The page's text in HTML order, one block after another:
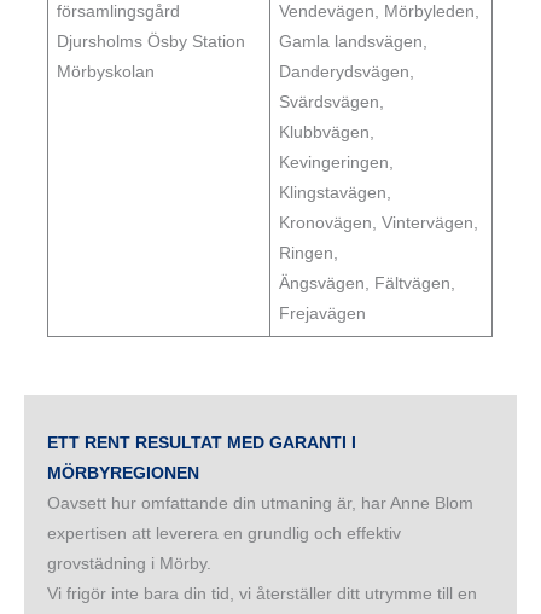
församlingsgård
Djursholms Ösby Station
Mörbyskolan
Vendevägen, Mörbyleden,
Gamla landsvägen,
Danderydsvägen,
Svärdsvägen,
Klubbvägen,
Kevingeringen,
Klingstavägen,
Kronovägen, Vintervägen,
Ringen,
Ängsvägen, Fältvägen,
Frejavägen
ETT RENT RESULTAT MED GARANTI I
MÖRBYREGIONEN
Oavsett hur omfattande din utmaning är, har Anne Blom
expertisen att leverera en grundlig och effektiv
grovstädning i Mörby.
Vi frigör inte bara din tid, vi återställer ditt utrymme till en